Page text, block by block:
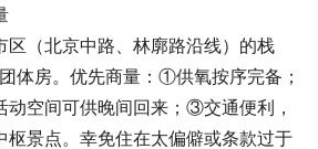
区（北京中路、林廓路沿线）的栈
体房。优先商量：①供氧按序完备；
空间可供晚间回来；③交通便利，
枢景点。幸免住在太偏僻或条款过于